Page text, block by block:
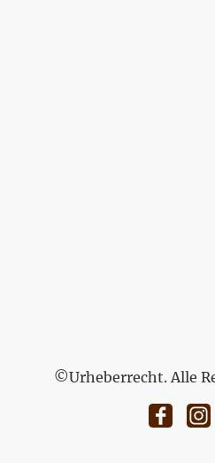
©Urheberrecht. Alle